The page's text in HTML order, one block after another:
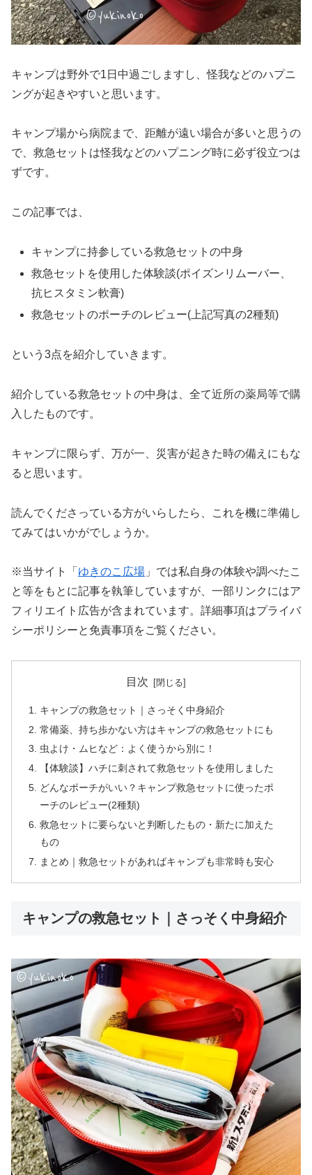
キャンプは野外で1日中過ごしますし、怪我などのハプニ
ングが起きやすいと思います。
キャンプ場から病院まで、距離が遠い場合が多いと思うの
で、救急セットは怪我などのハプニング時に必ず役立つは
ずです。
この記事では、
キャンプに持参している救急セットの中身
救急セットを使用した体験談(ポイズンリムーバー、
抗ヒスタミン軟膏)
救急セットのポーチのレビュー(上記写真の2種類)
という3点を紹介していきます。
紹介している救急セットの中身は、全て近所の薬局等で購
入したものです。
キャンプに限らず、万が一、災害が起きた時の備えにもな
ると思います。
読んでくださっている方がいらしたら、これを機に準備し
てみてはいかがでしょうか。
※当サイト「 ゆきのこ広場 」では私自身の体験や調べたこ
と等をもとに記事を執筆していますが、一部リンクにはア
フィリエイト広告が含まれています。詳細事項はプライバ
シーポリシーと免責事項をご覧ください。
目次
キャンプの救急セット｜さっそく中身紹介
常備薬、持ち歩かない方はキャンプの救急セットにも
虫よけ・ムヒなど：よく使うから別に！
【体験談】ハチに刺されて救急セットを使用しました
どんなポーチがいい？キャンプ救急セットに使ったポ
ーチのレビュー(2種類)
救急セットに要らないと判断したもの・新たに加えた
もの
まとめ｜救急セットがあればキャンプも非常時も安心
キャンプの救急セット｜さっそく中身紹介